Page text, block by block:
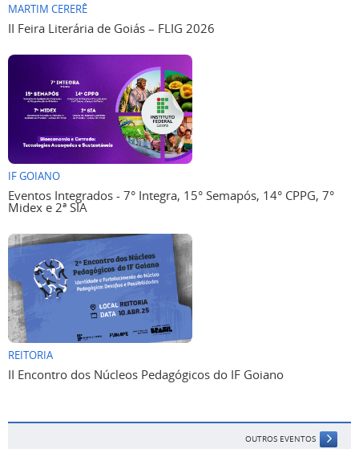
MARTIM CERERÊ
II Feira Literária de Goiás – FLIG 2026
IF GOIANO
Eventos Integrados - 7° Integra, 15° Semapós, 14° CPPG, 7°
Midex e 2ª SIA
REITORIA
II Encontro dos Núcleos Pedagógicos do IF Goiano
OUTROS EVENTOS